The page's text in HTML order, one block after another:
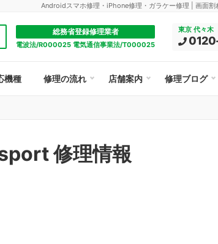
Androidスマホ修理・iPhone修理・ガラケー修理 | 画面
総務省登録修理業者
電波法/R000025 電気通信事業法/T000025
東京 代々木
機種 修理の流れ 店舗案内 修理ブログ
修理情報